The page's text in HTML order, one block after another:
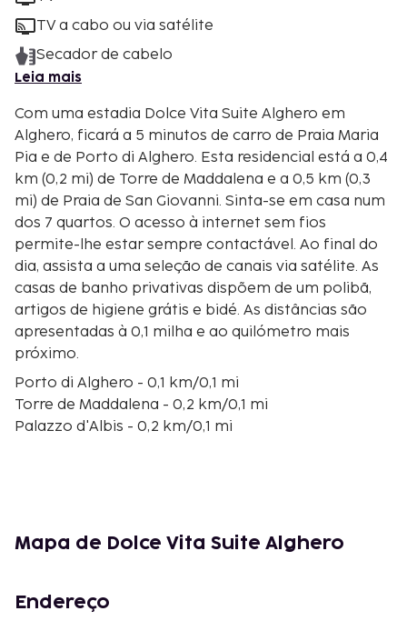
TV a cabo ou via satélite
Secador de cabelo
Leia mais
Com uma estadia Dolce Vita Suite Alghero em
Alghero, ficará a 5 minutos de carro de Praia Maria
Pia e de Porto di Alghero. Esta residencial está a 0,4
km (0,2 mi) de Torre de Maddalena e a 0,5 km (0,3
mi) de Praia de San Giovanni. Sinta-se em casa num
dos 7 quartos. O acesso à internet sem fios
permite-lhe estar sempre contactável. Ao final do
dia, assista a uma seleção de canais via satélite. As
casas de banho privativas dispõem de um polibã,
artigos de higiene grátis e bidé. As distâncias são
apresentadas à 0,1 milha e ao quilómetro mais
próximo.
Porto di Alghero - 0,1 km/0,1 mi
Torre de Maddalena - 0,2 km/0,1 mi
Palazzo d'Albis - 0,2 km/0,1 mi
Cattedrale di Santa Maria - 0,4 km/0,2 mi
Igreja de São Francisco - 0,4 km/0,3 mi
Museo Casa Manno - 0,4 km/0,3 mi
Mapa de Dolce Vita Suite Alghero
Endereço